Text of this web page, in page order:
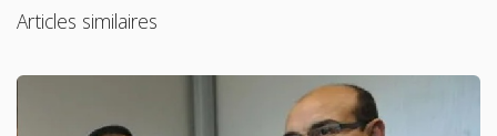
Articles similaires